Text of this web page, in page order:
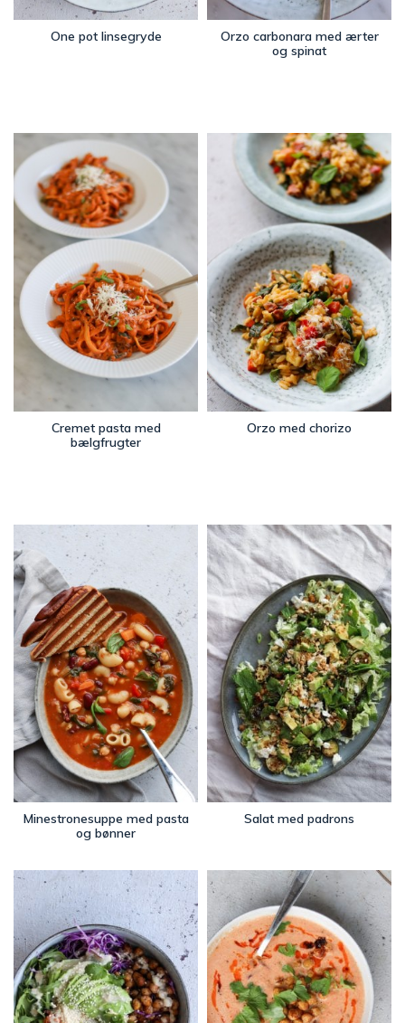
One pot linsegryde
Orzo carbonara med ærter
og spinat
Cremet pasta med
bælgfrugter
Orzo med chorizo
Minestronesuppe med pasta
og bønner
Salat med padrons